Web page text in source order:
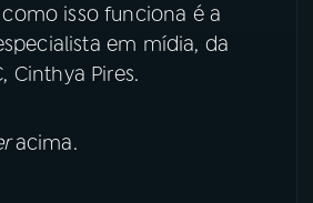
X
isso funciona é a
em mídia, da
Cinthya Pires.
acima.